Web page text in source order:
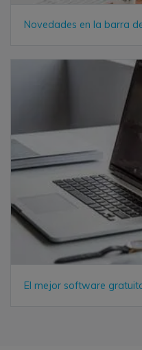
Novedades en la barra
El mejor software